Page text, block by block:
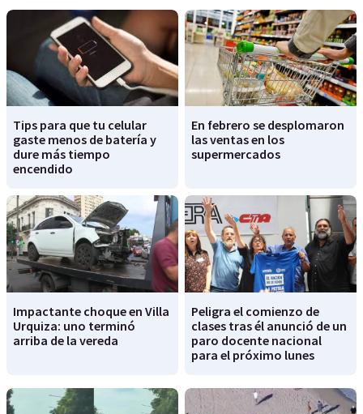
Tips para que tu celular
gaste menos de batería y
dure más tiempo
encendido
En febrero se desplomaron
las ventas en los
supermercados
Impactante choque en Villa
Urquiza: uno terminó
arriba de la vereda
Peligra el comienzo de
clases tras él anunció de un
paro docente nacional
para el próximo lunes